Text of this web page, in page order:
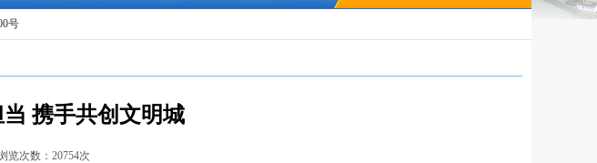
号
当 携手共创文明城
览次数：20754次